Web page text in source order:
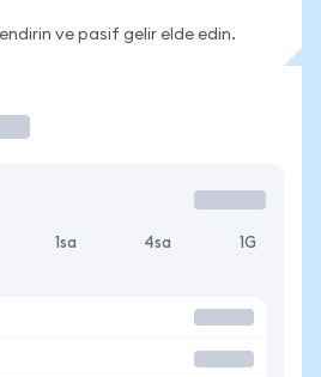
ve pasif gelir elde edin.
1sa 4sa 1G